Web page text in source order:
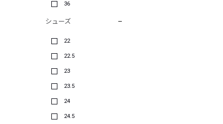
36
シューズ
22
22.5
23
23.5
24
24.5